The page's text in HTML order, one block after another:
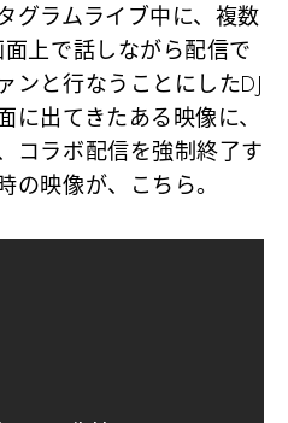
グラムライブ中に、複数
上で話しながら配信で
ンと行なうことにしたDJ
出てきたある映像に、
コラボ配信を強制終了す
の映像が、こちら。